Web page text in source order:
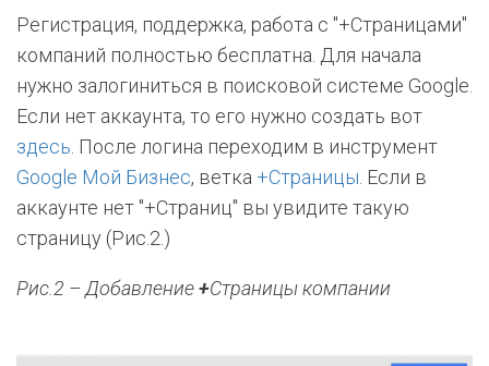
Регистрация, поддержка, работа с "+Страницами"
компаний полностью бесплатна. Для начала
нужно залогиниться в поисковой системе Google.
Если нет аккаунта, то его нужно создать вот
здесь . После логина переходим в инструмент
Google Мой Бизнес, ветка +Страницы . Если в
аккаунте нет "+Страниц" вы увидите такую
страницу (Рис.2.)
Рис.2 – Добавление+Страницы компании